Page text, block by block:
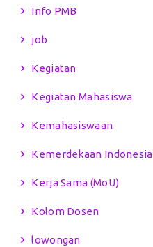
Info PMB
job
Kegiatan
Kegiatan Mahasiswa
Kemahasiswaan
Kemerdekaan Indonesia
Kerja Sama (MoU)
Kolom Dosen
lowongan